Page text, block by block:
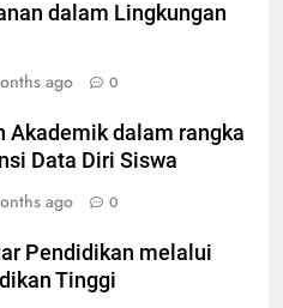
dalam Lingkungan
ago 0
Akademik dalam rangka
Data Diri Siswa
ago 0
Pendidikan melalui
Tinggi